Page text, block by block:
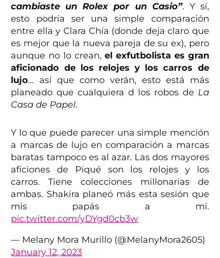
cambiaste un Rolex por un Casio”. Y sí,
esto podría ser una simple comparación
entre ella y Clara Chía (donde deja claro que
es mejor que la nueva pareja de su ex), pero
aunque no lo crean,el exfutbolista es gran
aficionado de los relojes y los carros de
lujo… así que como verán, esto está más
planeado que cualquiera d los robos de La
Casa de Papel.
Y lo que puede parecer una simple mención
a marcas de lujo en comparación a marcas
baratas tampoco es al azar. Las dos mayores
aficiones de Piqué son los relojes y los
carros. Tiene colecciones millonarias de
ambas. Shakira planeó más esta sesión que
mis papás a mí.
pic.twitter.com/yDYgd0cb3w
— Melany Mora Murillo (@MelanyMora2605)
January 12, 2023